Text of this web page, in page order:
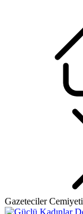
Gazeteciler Cemiyeti